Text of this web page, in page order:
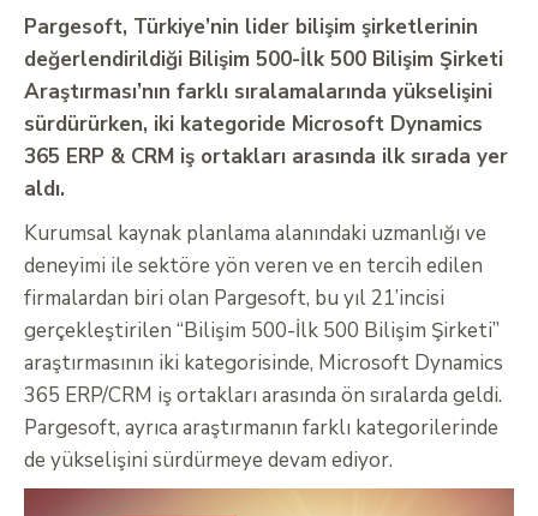
Pargesoft, Türkiye’nin lider bilişim şirketlerinin
değerlendirildiği Bilişim 500-İlk 500 Bilişim Şirketi
Araştırması’nın farklı sıralamalarında yükselişini
sürdürürken, iki kategoride Microsoft Dynamics
365 ERP & CRM iş ortakları arasında ilk sırada yer
aldı.
Kurumsal kaynak planlama alanındaki uzmanlığı ve
deneyimi ile sektöre yön veren ve en tercih edilen
firmalardan biri olan Pargesoft, bu yıl 21’incisi
gerçekleştirilen “Bilişim 500-İlk 500 Bilişim Şirketi”
araştırmasının iki kategorisinde, Microsoft Dynamics
365 ERP/CRM iş ortakları arasında ön sıralarda geldi.
Pargesoft, ayrıca araştırmanın farklı kategorilerinde
de yükselişini sürdürmeye devam ediyor.